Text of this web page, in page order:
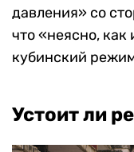
давления» со
что «неясно,
кубинский
Устоит ли